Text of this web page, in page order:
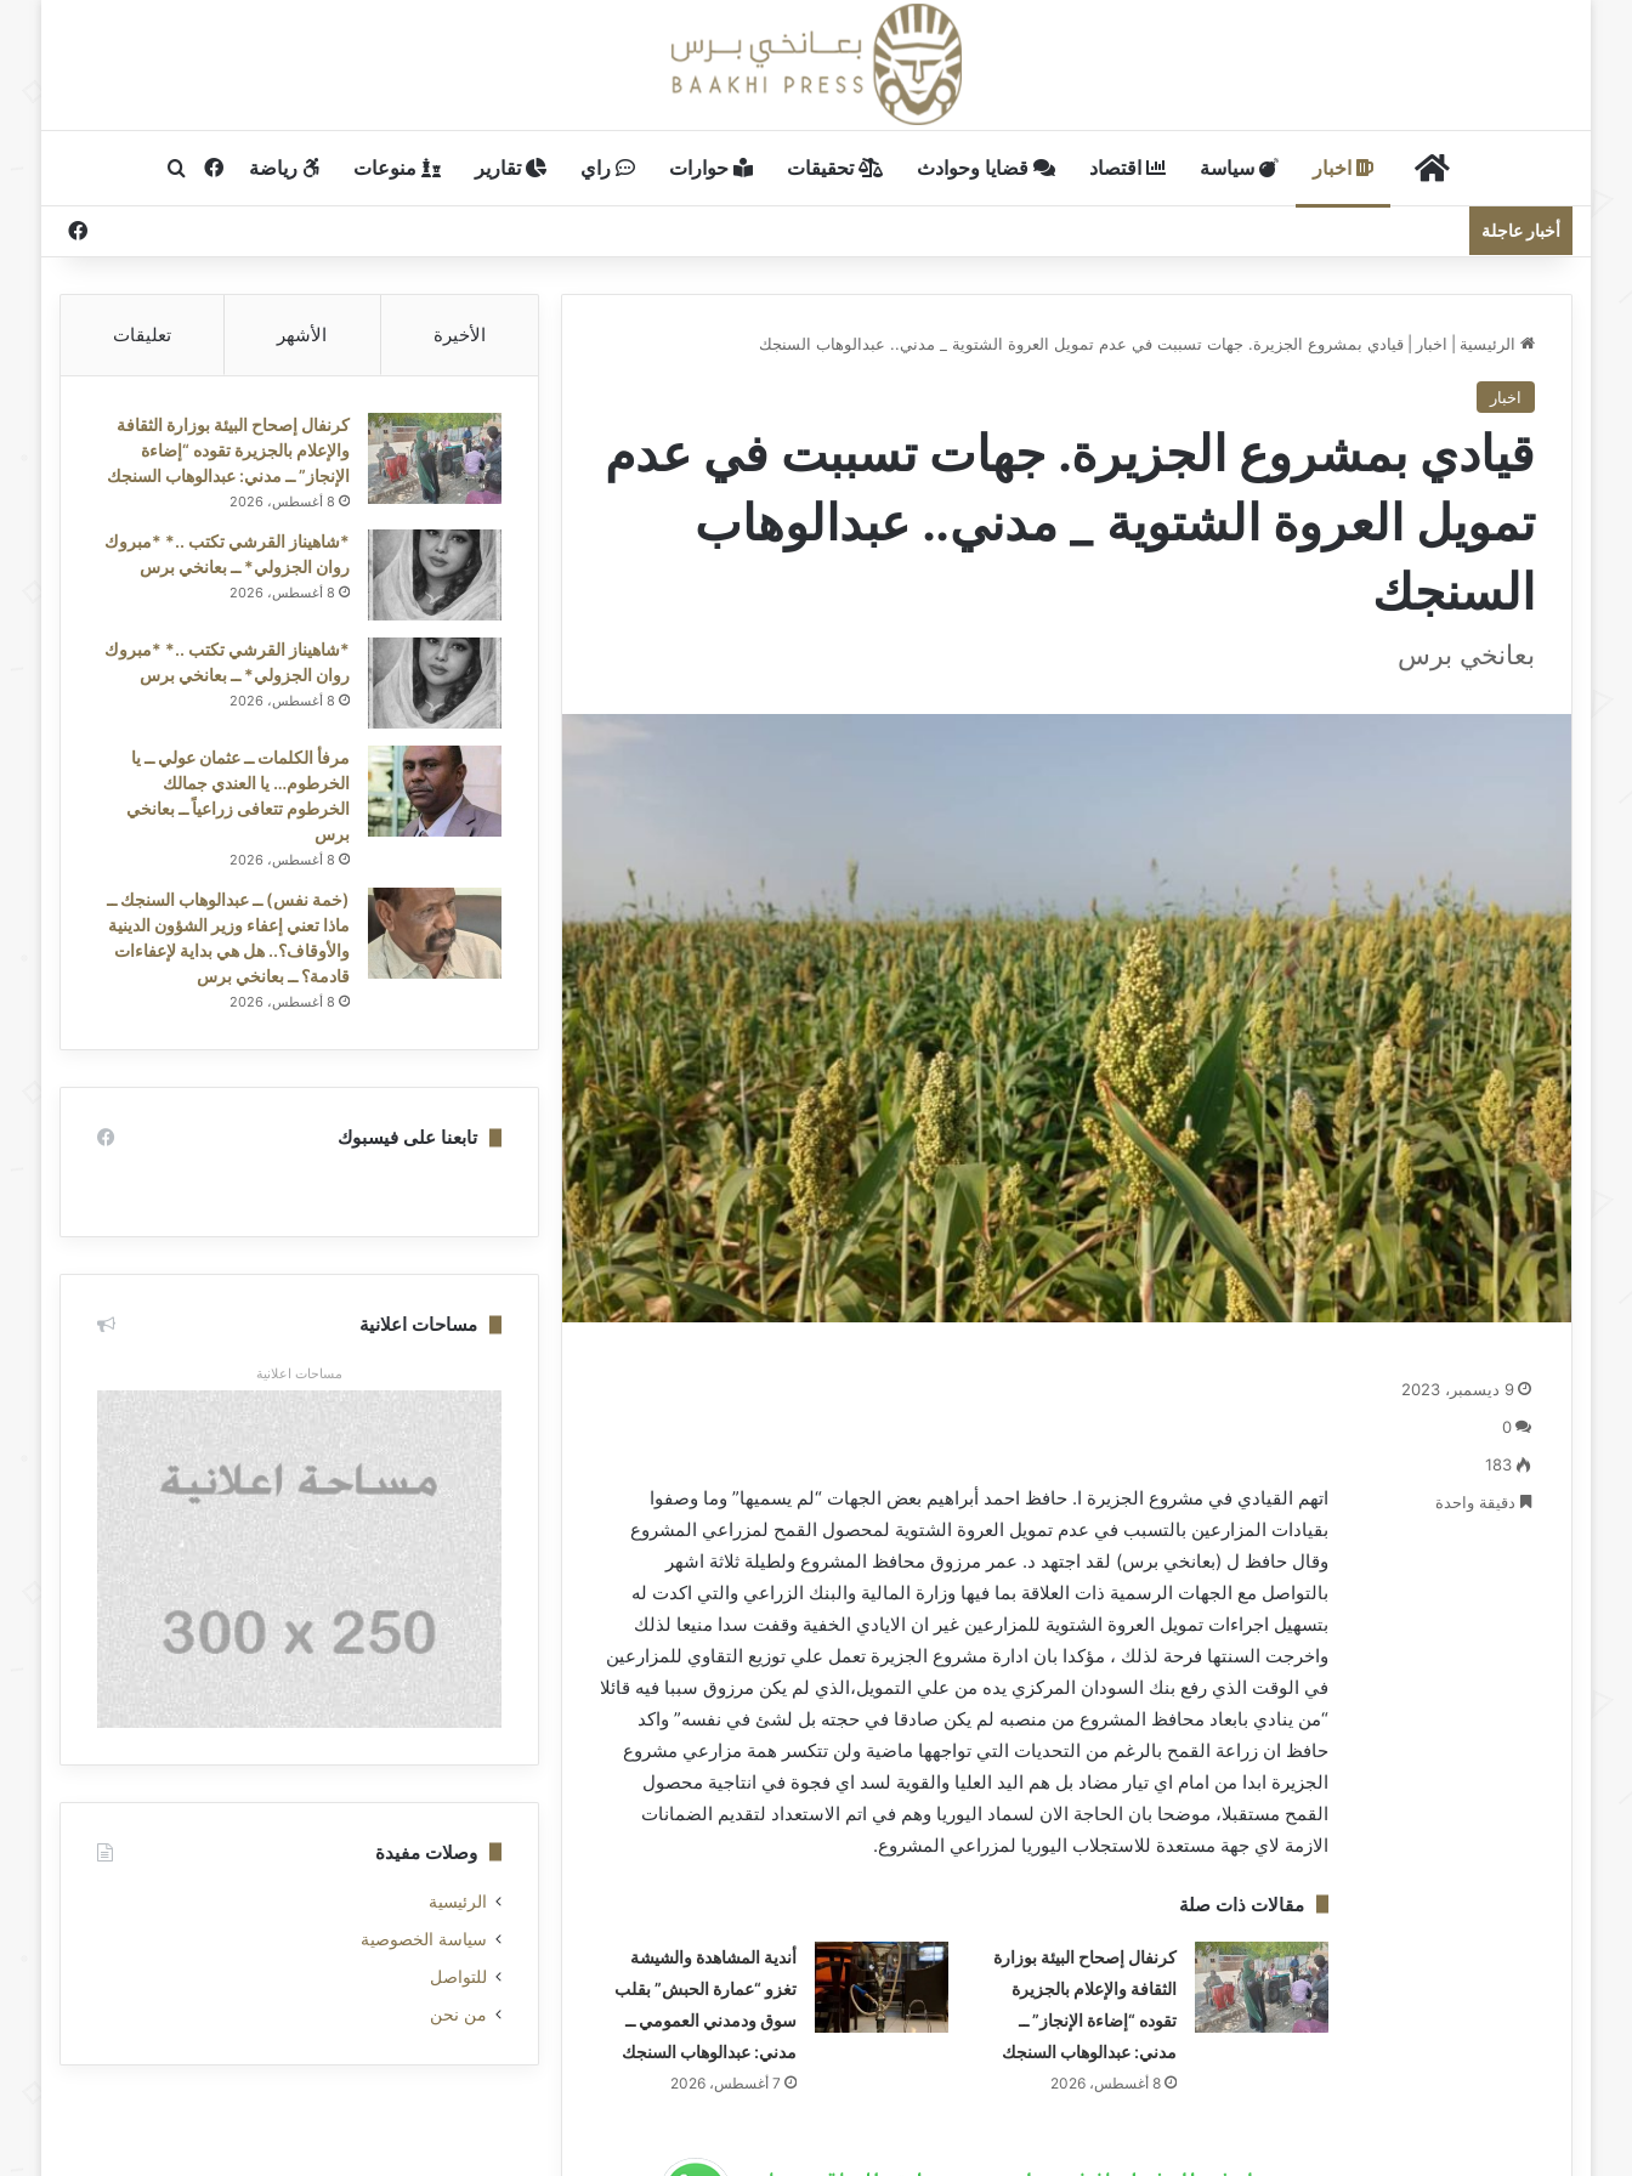
الرئيسيةاخبار سياسة اقتصاد قضايا وحوادث تحقيقات حوارات راي تقارير منوعات رياضة فيسبوكبحث عن
أخبار عاجلة
الرئيسية اخبار قيادي بمشروع الجزيرة. جهات تسببت في عدم تمويل العروة الشتوية _ مدني.. عبدالوهاب السنجك
اخبار
قيادي بمشروع الجزيرة. جهات تسببت في عدم
تمويل العروة الشتوية _ مدني.. عبدالوهاب
السنجك
بعانخي برس
اتهم القيادي في مشروع الجزيرة ا. حافظ احمد أبراهيم بعض الجهات “لم يسميها” وما وصفوا
بقيادات المزارعين بالتسبب في عدم تمويل العروة الشتوية لمحصول القمح لمزراعي المشروع
وقال حافظ ل (بعانخي برس) لقد اجتهد د. عمر مرزوق محافظ المشروع ولطيلة ثلاثة اشهر
بالتواصل مع الجهات الرسمية ذات العلاقة بما فيها وزارة المالية والبنك الزراعي والتي اكدت له
بتسهيل اجراءات تمويل العروة الشتوية للمزارعين غير ان الايادي الخفية وقفت سدا منيعا لذلك
واخرجت السنتها فرحة لذلك ، مؤكدا بان ادارة مشروع الجزيرة تعمل علي توزيع التقاوي للمزارعين
في الوقت الذي رفع بنك السودان المركزي يده من علي التمويل،الذي لم يكن مرزوق سببا فيه قائلا
“من ينادي بابعاد محافظ المشروع من منصبه لم يكن صادقا في حجته بل لشئ في نفسه” واكد
حافظ ان زراعة القمح بالرغم من التحديات التي تواجهها ماضية ولن تتكسر همة مزارعي مشروع
الجزيرة ابدا من امام اي تيار مضاد بل هم اليد العليا والقوية لسد اي فجوة في انتاجية محصول
القمح مستقبلا، موضحا بان الحاجة الان لسماد اليوريا وهم في اتم الاستعداد لتقديم الضمانات
الازمة لاي جهة مستعدة للاستجلاب اليوريا لمزراعي المشروع.
مقالات ذات صلة
كرنفال إصحاح البيئة بوزارة
الثقافة والإعلام بالجزيرة
تقوده “إضاءة الإنجاز” ــ
مدني: عبدالوهاب السنجك
8 أغسطس، 2026
أندية المشاهدة والشيشة
تغزو “عمارة الحبش” بقلب
سوق ودمدني العمومي ــ
مدني: عبدالوهاب السنجك
7 أغسطس، 2026
9 ديسمبر، 2023
0
183
دقيقة واحدة
الأخيرة الأشهر تعليقات
كرنفال إصحاح البيئة بوزارة الثقافة
والإعلام بالجزيرة تقوده “إضاءة
الإنجاز” ــ مدني: عبدالوهاب السنجك
8 أغسطس، 2026
*شاهيناز القرشي تكتب ..* *مبروك
روان الجزولي* ــ بعانخي برس
8 أغسطس، 2026
*شاهيناز القرشي تكتب ..* *مبروك
روان الجزولي* ــ بعانخي برس
8 أغسطس، 2026
مرفأ الكلمات ــ عثمان عولي ــ يا
الخرطوم… يا العندي جمالك
الخرطوم تتعافى زراعياً ــ بعانخي
برس
8 أغسطس، 2026
(خمة نفس) ــ عبدالوهاب السنجك ــ
ماذا تعني إعفاء وزير الشؤون الدينية
والأوقاف؟.. هل هي بداية لإعفاءات
قادمة؟ ــ بعانخي برس
8 أغسطس، 2026
تابعنا على فيسبوك
مساحات اعلانية
مساحات اعلانية
وصلات مفيدة
الرئيسية
سياسة الخصوصية
للتواصل
من نحن